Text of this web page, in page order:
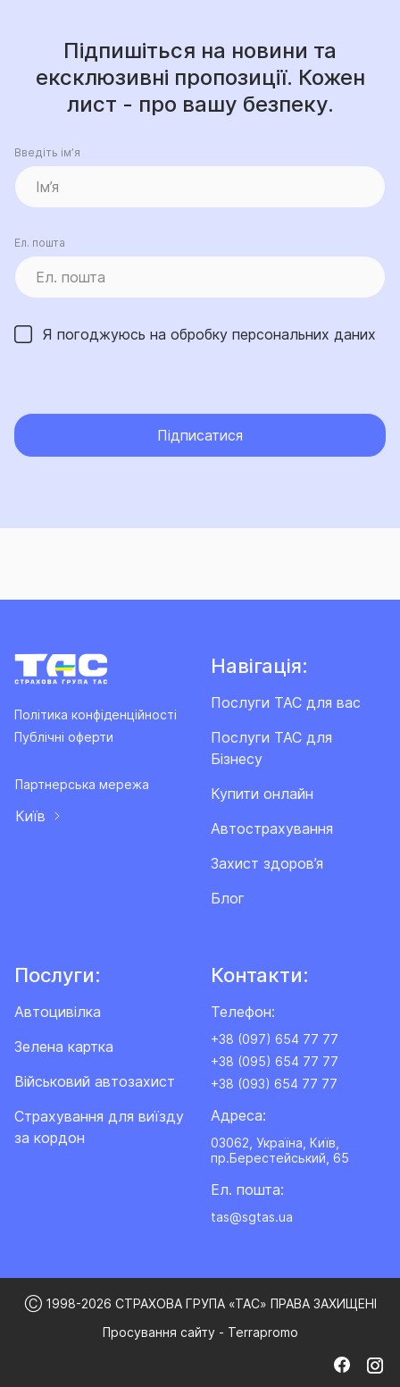
Підпишіться на новини та
ексклюзивні пропозиції. Кожен
лист - про вашу безпеку.
Введіть ім’я
Ел. пошта
Я погоджуюсь на обробку персональних даних
Підписатися
Політика конфіденційності
Публічні оферти
Партнерська мережа
Київ
Навігація:
Послуги ТАС для вас
Послуги ТАС для
Бізнесу
Купити онлайн
Автострахування
Захист здоров’я
Блог
Послуги:
Автоцивілка
Зелена картка
Військовий автозахист
Cтрахування для виїзду
за кордон
Контакти:
Телефон:
+38 (097) 654 77 77
+38 (095) 654 77 77
+38 (093) 654 77 77
Адреса:
03062, Україна, Київ,
пр.Берестейський, 65
Ел. пошта:
tas@sgtas.ua
Ⓒ 1998-2026 СТРАХОВА ГРУПА «ТАС» ПРАВА ЗАХИЩЕНІ
Просування сайту - Terrapromo